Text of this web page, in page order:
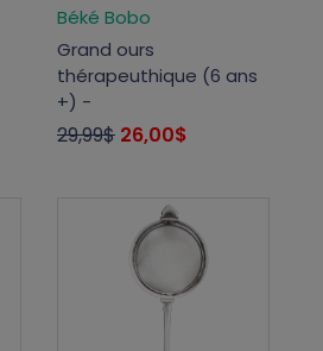
Béké Bobo
Grand ours
thérapeuthique (6 ans
+) -
29,99$ 26,00$